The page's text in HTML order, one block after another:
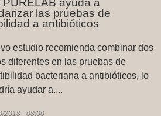
PURELAB ayuda a
las pruebas de
a antibióticos
estudio recomienda combinar dos
diferentes en las pruebas de
bacteriana a antibióticos, lo
ayudar a....
2018 - 08:00